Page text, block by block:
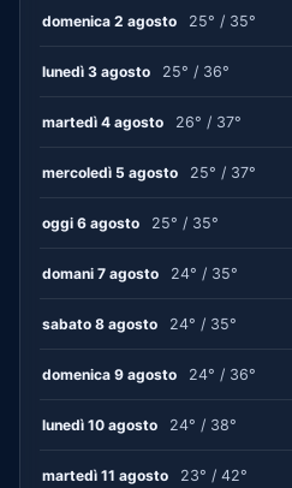
domenica 2 agosto 25° / 35°
lunedì 3 agosto 25° / 36°
martedì 4 agosto 26° / 37°
mercoledì 5 agosto 25° / 37°
oggi 6 agosto 25° / 35°
domani 7 agosto 24° / 35°
sabato 8 agosto 24° / 35°
domenica 9 agosto 24° / 36°
lunedì 10 agosto 24° / 38°
martedì 11 agosto 23° / 42°